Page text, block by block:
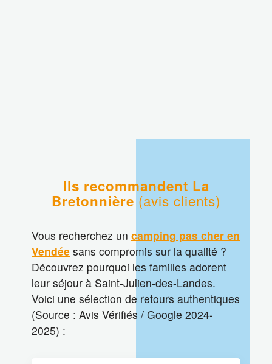
Ils recommandent La
Bretonnière (avis clients)
Vous recherchez un camping pas cher en
Vendée sans compromis sur la qualité ?
Découvrez pourquoi les familles adorent
leur séjour à Saint-Julien-des-Landes.
Voici une sélection de retours authentiques
(Source : Avis Vérifiés / Google 2024-
2025) :